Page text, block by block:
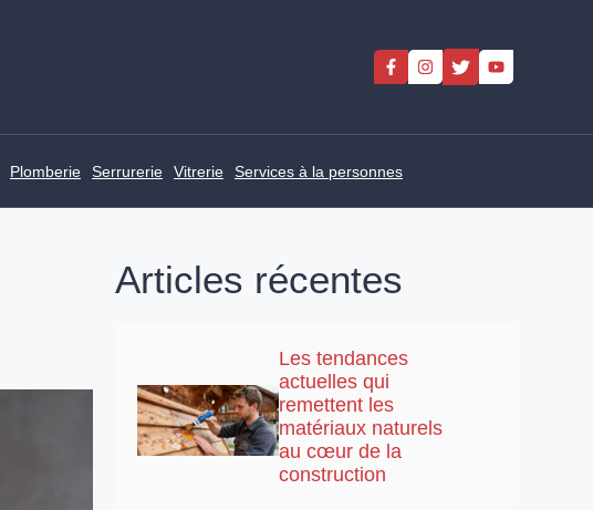
Plomberie Serrurerie Vitrerie Services à la personnes
Articles récentes
Les tendances
actuelles qui
remettent les
matériaux naturels
au cœur de la
construction